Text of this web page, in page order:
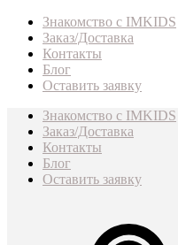
Знакомство с IMKIDS
Заказ/Доставка
Контакты
Блог
Оставить заявку
Знакомство с IMKIDS
Заказ/Доставка
Контакты
Блог
Оставить заявку